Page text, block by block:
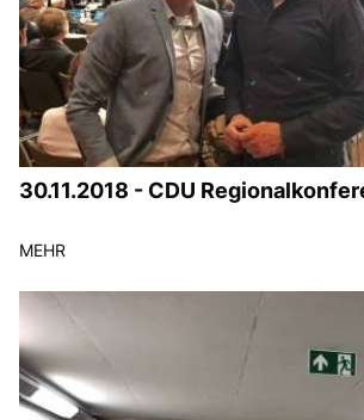
30.11.2018 - CDU
MEHR